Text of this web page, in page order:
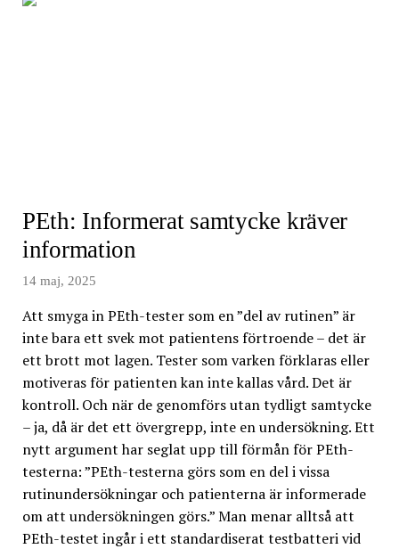
PEth: Informerat samtycke kräver
information
14 maj, 2025
Att smyga in PEth-tester som en ”del av rutinen” är
inte bara ett svek mot patientens förtroende – det är
ett brott mot lagen. Tester som varken förklaras eller
motiveras för patienten kan inte kallas vård. Det är
kontroll. Och när de genomförs utan tydligt samtycke
– ja, då är det ett övergrepp, inte en undersökning. Ett
nytt argument har seglat upp till förmån för PEth-
testerna: ”PEth-testerna görs som en del i vissa
rutinundersökningar och patienterna är informerade
om att undersökningen görs.” Man menar alltså att
PEth-testet ingår i ett standardiserat testbatteri vid